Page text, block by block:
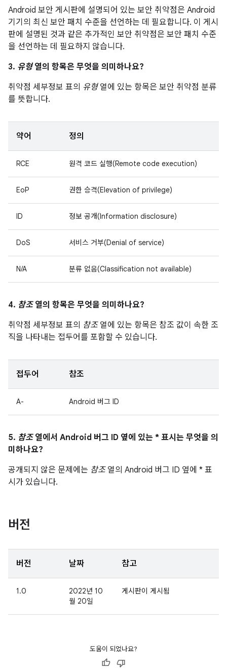
Android 보안 게시판에 설명되어 있는 보안 취약점은 Android
기기의 최신 보안 패치 수준을 선언하는 데 필요합니다. 이 게시
판에 설명된 것과 같은 추가적인 보안 취약점은 보안 패치 수준
을 선언하는 데 필요하지 않습니다.
3. 유형열의 항목은 무엇을 의미하나요?
취약점 세부정보 표의 유형열에 있는 항목은 보안 취약점 분류
를 뜻합니다.
약어 정의
RCE 원격 코드 실행(Remote code execution)
EoP 권한 승격(Elevation of privilege)
ID 정보 공개(Information disclosure)
DoS 서비스 거부(Denial of service)
N/A 분류 없음(Classification not available)
4. 참조열의 항목은 무엇을 의미하나요?
취약점 세부정보 표의 참조열에 있는 항목은 참조 값이 속한 조
직을 나타내는 접두어를 포함할 수 있습니다.
접두어 참조
A- Android 버그 ID
5. 참조열에서 Android 버그 ID 옆에 있는 * 표시는 무엇을 의
미하나요?
공개되지 않은 문제에는 참조열의 Android 버그 ID 옆에 * 표
시가 있습니다.
버전
버전 날짜 참고
1.0
2022년 10
월 20일
게시판이 게시됨
도움이 되었나요?